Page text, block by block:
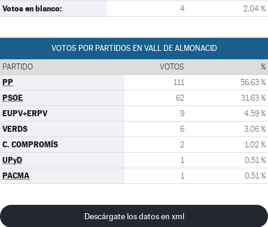
Votos en blanco: 4 2,04 %
VOTOS POR PARTIDOS EN VALL DE ALMONACID
PARTIDO VOTOS %
PP 111 56,63 %
PSOE 62 31,63 %
EUPV+ERPV 9 4,59 %
VERDS 6 3,06 %
C. COMPROMÍS 2 1,02 %
UPyD 1 0,51 %
PACMA 1 0,51 %
Descárgate los datos en xml